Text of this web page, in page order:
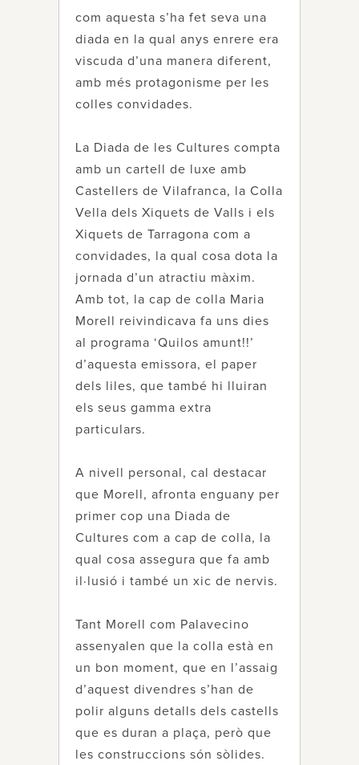
com aquesta s’ha fet seva una
diada en la qual anys enrere era
viscuda d’una manera diferent,
amb més protagonisme per les
colles convidades.
La Diada de les Cultures compta
amb un cartell de luxe amb
Castellers de Vilafranca, la Colla
Vella dels Xiquets de Valls i els
Xiquets de Tarragona com a
convidades, la qual cosa dota la
jornada d’un atractiu màxim.
Amb tot, la cap de colla Maria
Morell reivindicava fa uns dies
al programa ‘Quilos amunt!!’
d’aquesta emissora, el paper
dels liles, que també hi lluiran
els seus gamma extra
particulars.
A nivell personal, cal destacar
que Morell, afronta enguany per
primer cop una Diada de
Cultures com a cap de colla, la
qual cosa assegura que fa amb
il·lusió i també un xic de nervis.
Tant Morell com Palavecino
assenyalen que la colla està en
un bon moment, que en l’assaig
d’aquest divendres s’han de
polir alguns detalls dels castells
que es duran a plaça, però que
les construccions són sòlides.